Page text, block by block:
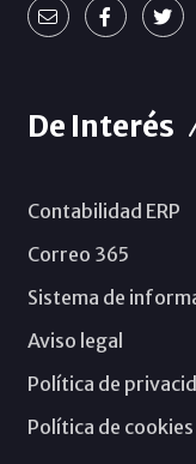
De Interés
Contabilidad ERP
Correo 365
Sistema de
Aviso legal
Política de
Política de cookies